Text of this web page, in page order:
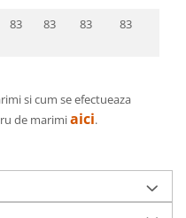
83 83 83 83
si cum se efectueaza
de marimiaici.